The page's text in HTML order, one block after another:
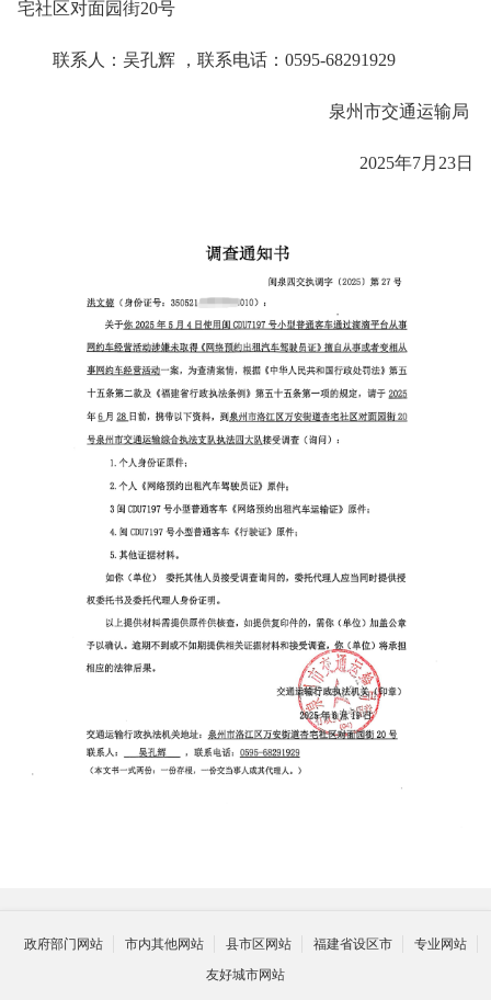
宅社区对面园街20号
联系人：吴孔辉 ，联系电话：0595-68291929
泉州市交通运输局
2025年7月23日
政府部门网站 市内其他网站 县市区网站 福建省设区市
专业网站
友好城市网站